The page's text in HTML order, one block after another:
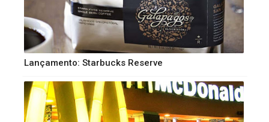
Lançamento: Starbucks Reserve